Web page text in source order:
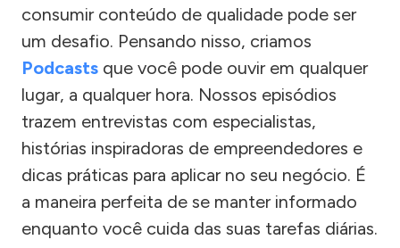
consumir conteúdo de qualidade pode ser
um desafio. Pensando nisso, criamos
Podcasts que você pode ouvir em qualquer
lugar, a qualquer hora. Nossos episódios
trazem entrevistas com especialistas,
histórias inspiradoras de empreendedores e
dicas práticas para aplicar no seu negócio. É
a maneira perfeita de se manter informado
enquanto você cuida das suas tarefas diárias.